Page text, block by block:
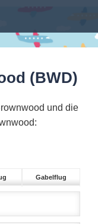
(BWD)
und die
Gabelflug